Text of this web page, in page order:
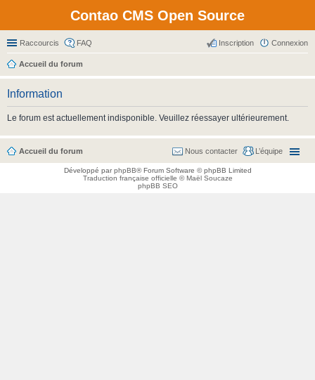
Contao CMS Open Source
Raccourcis FAQ Connexion
Inscription
Accueil du forum
Information
Le forum est actuellement indisponible. Veuillez réessayer ultérieurement.
Accueil du forum L’équipe
Nous contacter
Développé parphpBB® Forum Software © phpBB Limited
Traduction française officielle ©Maël Soucaze
phpBB SEO